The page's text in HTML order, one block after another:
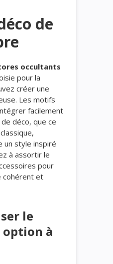
de
occultants
pour la
créer une
Les motifs
facilement
déco, que ce
un style inspiré
à assortir le
pour
cohérent et
le
option à